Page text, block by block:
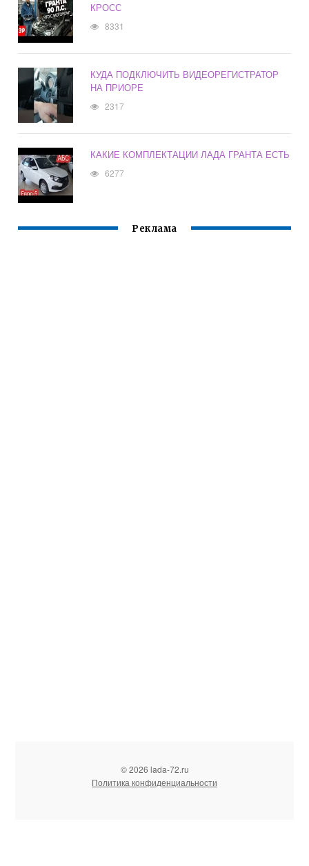
КРОСС
8331
КУДА ПОДКЛЮЧИТЬ ВИДЕОРЕГИСТРАТОР
НА ПРИОРЕ
2317
КАКИЕ КОМПЛЕКТАЦИИ ЛАДА ГРАНТА ЕСТЬ
6277
Реклама
© 2026 lada-72.ru
Политика конфиденциальности